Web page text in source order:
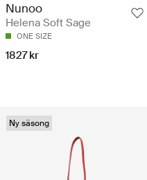
Nunoo
Helena Soft Sage
ONE SIZE
1827 kr
Ny säsong